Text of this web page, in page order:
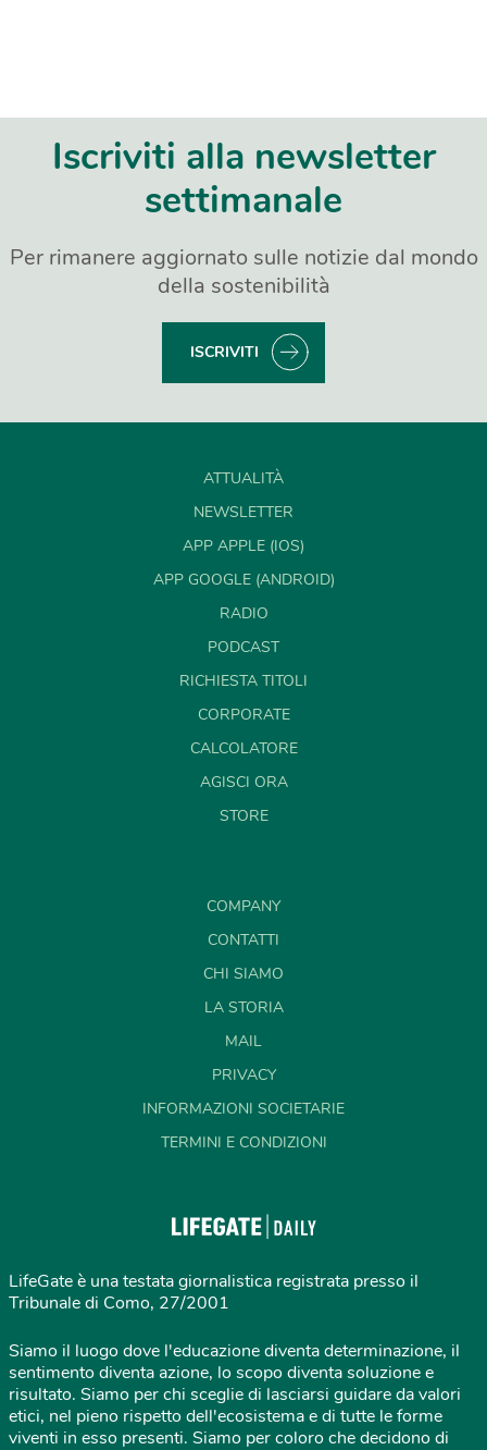
Iscriviti alla newsletter
settimanale
Per rimanere aggiornato sulle notizie dal mondo
della sostenibilità
ISCRIVITI
ATTUALITÀ
NEWSLETTER
APP APPLE (IOS)
APP GOOGLE (ANDROID)
RADIO
PODCAST
RICHIESTA TITOLI
CORPORATE
CALCOLATORE
AGISCI ORA
STORE
COMPANY
CONTATTI
CHI SIAMO
LA STORIA
MAIL
PRIVACY
INFORMAZIONI SOCIETARIE
TERMINI E CONDIZIONI
LifeGate è una testata giornalistica registrata presso il
Tribunale di Como, 27/2001
Siamo il luogo dove l'educazione diventa determinazione, il
sentimento diventa azione, lo scopo diventa soluzione e
risultato. Siamo per chi sceglie di lasciarsi guidare da valori
etici, nel pieno rispetto dell'ecosistema e di tutte le forme
viventi in esso presenti. Siamo per coloro che decidono di